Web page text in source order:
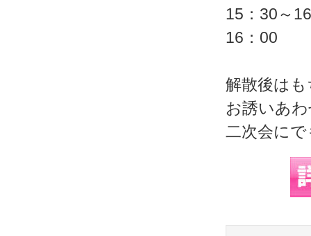
15：30～
16：
解散後は
お誘いあ
二次会に